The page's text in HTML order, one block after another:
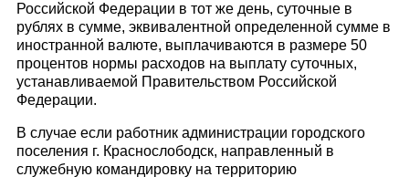
Российской Федерации в тот же день, суточные в
рублях в сумме, эквивалентной определенной сумме в
иностранной валюте, выплачиваются в размере 50
процентов нормы расходов на выплату суточных,
устанавливаемой Правительством Российской
Федерации.
В случае если работник администрации городского
поселения г. Краснослободск, направленный в
служебную командировку на территорию